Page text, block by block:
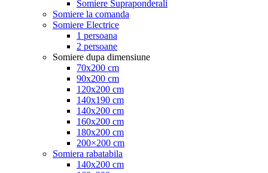
Somiere Supraponderali
Somiere la comanda
Somiere Electrice
1 persoana
2 persoane
Somiere dupa dimensiune
70x200 cm
90x200 cm
120x200 cm
140x190 cm
140x200 cm
160x200 cm
180x200 cm
200×200 cm
Somiera rabatabila
140x200 cm